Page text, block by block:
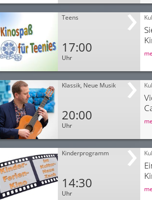
Teens
17:00
Uhr
Klassik, Neue Musik
20:00
Uhr
Kinderprogramm
14:30
Uhr